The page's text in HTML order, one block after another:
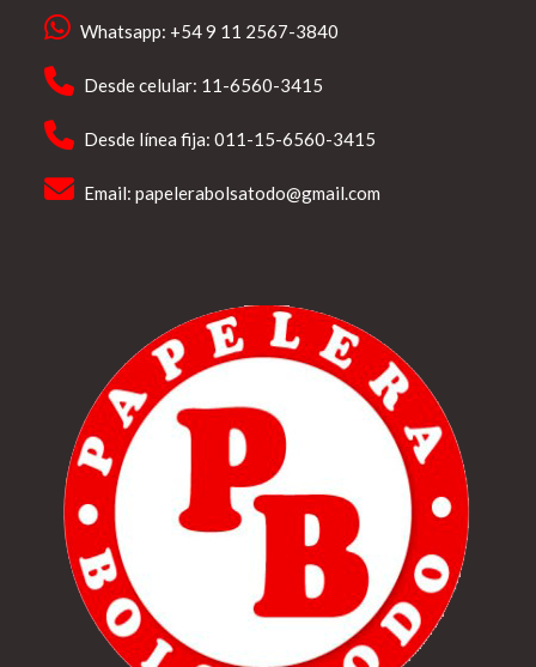
Whatsapp: +54 9 11 2567-3840
Desde celular: 11-6560-3415
Desde línea fija: 011-15-6560-3415
Email:papelerabolsatodo@gmail.com